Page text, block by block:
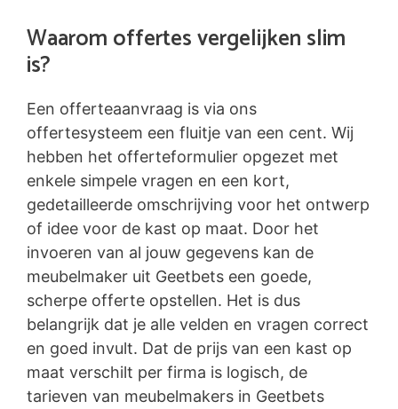
Waarom offertes vergelijken slim
is?
Een offerteaanvraag is via ons
offertesysteem een fluitje van een cent. Wij
hebben het offerteformulier opgezet met
enkele simpele vragen en een kort,
gedetailleerde omschrijving voor het ontwerp
of idee voor de kast op maat. Door het
invoeren van al jouw gegevens kan de
meubelmaker uit Geetbets een goede,
scherpe offerte opstellen. Het is dus
belangrijk dat je alle velden en vragen correct
en goed invult. Dat de prijs van een kast op
maat verschilt per firma is logisch, de
tarieven van meubelmakers in Geetbets